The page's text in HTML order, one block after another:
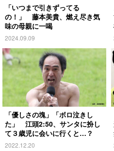
「いつまで引きずってる
の！」 藤本美貴、燃え尽き気
味の母親に一喝
2024.09.09
「優しさの塊」「ボロ泣きし
た」 江頭2:50、サンタに扮し
て３歳児に会いに行くと…？
2022.12.20